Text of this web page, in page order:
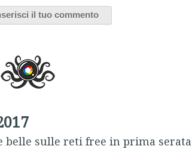
belle sulle reti free in prima serata